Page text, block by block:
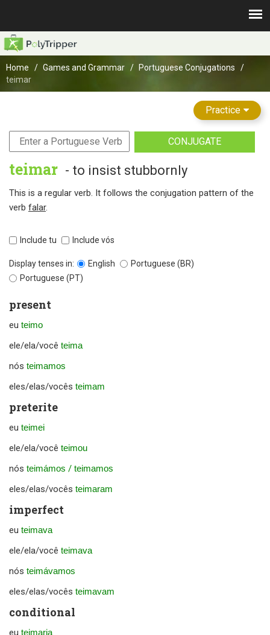
Home Games and Grammar
Portuguese Conjugations
teimar
Practice
CONJUGATE
teimar - to insist stubbornly
This is a regular verb. It follows the conjugation pattern of the
verb falar.
Include tu Include vós
Display tenses in: English
Portuguese (BR)
Portuguese (PT)
present
eu teimo
ele/ela/você teima
nós teimamos
eles/elas/vocês teimam
preterite
eu teimei
ele/ela/você teimou
nós teimámos / teimamos
eles/elas/vocês teimaram
imperfect
eu teimava
ele/ela/você teimava
nós teimávamos
eles/elas/vocês teimavam
conditional
eu teimaria